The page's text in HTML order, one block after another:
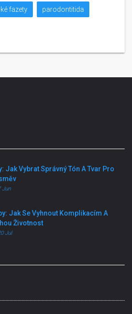
fazety parodontitida
Jak Vybrat Správný Tón A Tvar Pro
Jun
Jak Se Vyhnout Komplikacím A
Životnost
Jul